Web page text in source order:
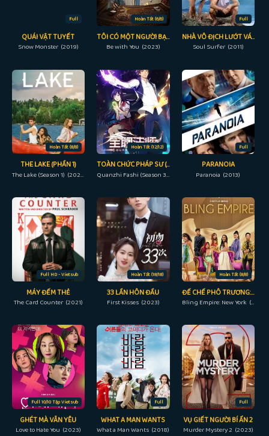
Full
QUÁI VẬT TUYẾT
Snow Monster (2019)
Hoàn Tất (6/6)
TÔI CÓ MỘT NGƯỜI BẠN
Be with You (2023)
Full
NHÀ VÔ ĐỊCH LƯỚT VÁN
Soul Surfer (2011)
Hoàn Tất (8/8)
THE LAKE (PHẦN 1)
The Lake (Season 1) (2022)
Hoàn Tất (12/12)
TOÀN CHỨC PHÁP SƯ (PHẦN 3)
Quanzhi Fashi (Season 3) (2018)
Full
PARANOIA
Paranoia (2013)
Full HD - Vietsub
MÁY ĐẾM THẺ
The Card Counter (2021)
Hoàn Tất (18/18)
33 LẦN HÔN ĐẦU
First Kisses (2023)
Hoàn Tất (8/8)
ĐẾ CHẾ PHÔ TRƯƠNG: NEW YORK
Bling Empire: New York (2023)
Full 10/10 Tập Vietsub
GHÉT MÀ VẪN YÊU
Love to Hate You (2023)
Full
WHAT A MAN WANTS
What a Man Wants (2018)
Full
VỤ GIẾT NGƯỜI BÍ ẨN 2
Murder Mystery 2 (2023)